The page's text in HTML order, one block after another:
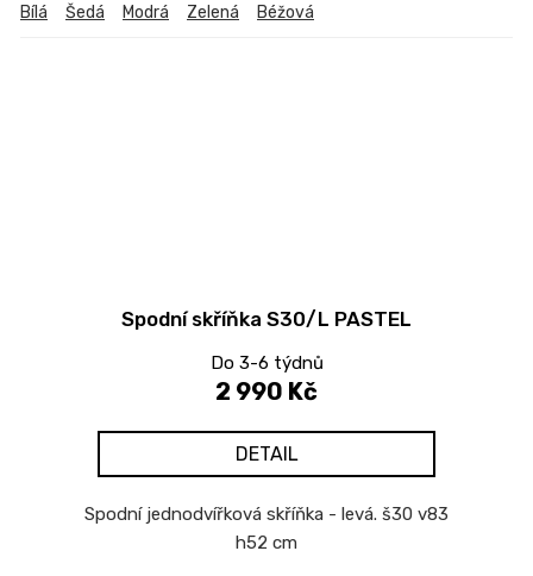
Bílá Šedá Modrá Zelená Béžová
Spodní skříňka S30/L PASTEL
Do 3-6 týdnů
2 990 Kč
DETAIL
Spodní jednodvířková skříňka - levá. š30 v83
h52 cm